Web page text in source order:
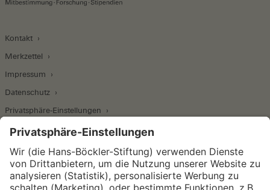
Kontakt
Merkzettel
Impressum
Datenschutz
Privatsphäre-Einstellungen
Wirtschafts- und Sozialwissenschaftliches Institut